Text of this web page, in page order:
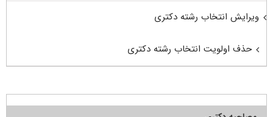
ویرایش انتخاب رشته دکتری
حذف اولویت انتخاب رشته دکتری